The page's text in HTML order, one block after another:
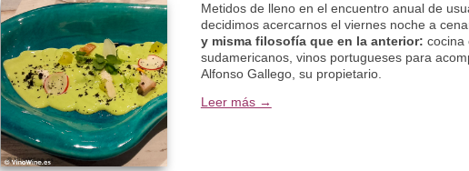
Metidos de lleno en el encuentro anual de
decidimos acercarnos el viernes noche a
y misma filosofía que en la anterior: cocina
sudamericanos, vinos portugueses para
Alfonso Gallego, su propietario.
Leer más →